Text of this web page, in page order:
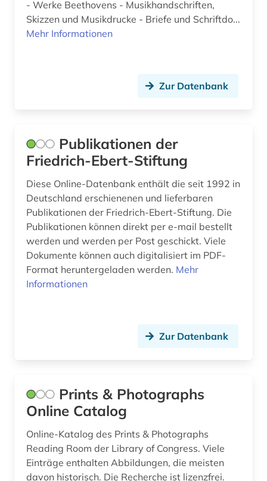
arbeitsmedizin (1)
arbeitsschutz (1)
architekturzeichnung (3)
archiv für kindertexte eva maria kohl (1)
archivalien (3)
archive (2)
arktis (1)
arthur (1)
artusepik (1)
Hessen (4)
Japan (2)
Kanada (4)
Lettland (5)
Liechtenstein (2)
Moldawien (5)
Montenegro (4)
Niederlande (7)
Niedersachsen (2)
- Werke Beethovens - Musikhandschriften,
Skizzen und Musikdrucke - Briefe und Schriftdo...
Mehr Informationen
Zur Datenbank
Publikationen der
Friedrich-Ebert-Stiftung
Diese Online-Datenbank enthält die seit 1992 in
Deutschland erschienenen und lieferbaren
Publikationen der Friedrich-Ebert-Stiftung. Die
Publikationen können direkt per e-mail bestellt
werden und werden per Post geschickt. Viele
Dokumente können auch digitalisiert im PDF-
Format heruntergeladen werden. Mehr
Informationen
Zur Datenbank
Prints & Photographs
Online Catalog
Online-Katalog des Prints & Photographs
Reading Room der Library of Congress. Viele
Einträge enthalten Abbildungen, die meisten
davon historisch. Die Recherche ist lizenzfrei.